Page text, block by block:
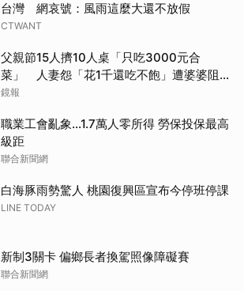
台灣 網哀號：風雨這麼大還不放假
CTWANT
父親節15人擠10人桌「只吃3000元合
菜」 人妻怨「花1千還吃不飽」遭婆婆阻加
菜
鏡報
職業工會亂象…1.7萬人零所得 勞保投保最高
級距
聯合新聞網
白海豚雨勢驚人 桃園復興區宣布今停班停課
LINE TODAY
新制3關卡 偏鄉長者換駕照像障礙賽
聯合新聞網